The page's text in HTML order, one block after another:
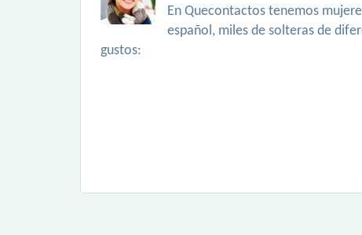
En Quecontactos tenemos
español, miles de solteras de
gustos: